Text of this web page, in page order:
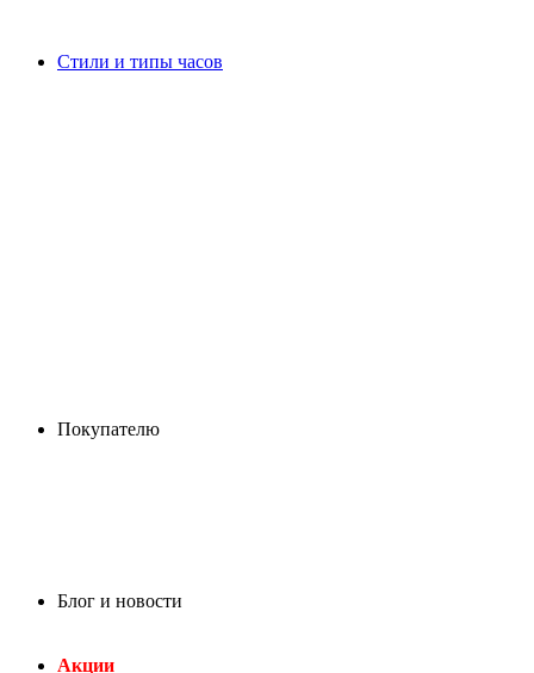
Стили и типы часов
Покупателю
Блог и новости
Акции